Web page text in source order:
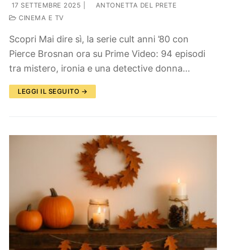
17 SETTEMBRE 2025
ANTONETTA DEL PRETE
CINEMA E TV
Scopri Mai dire sì, la serie cult anni ’80 con
Pierce Brosnan ora su Prime Video: 94 episodi
tra mistero, ironia e una detective donna…
LEGGI IL SEGUITO →